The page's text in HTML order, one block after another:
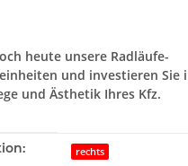
heute unsere Radläufe-
und investieren Sie
und Ästhetik Ihres Kfz.
rechts